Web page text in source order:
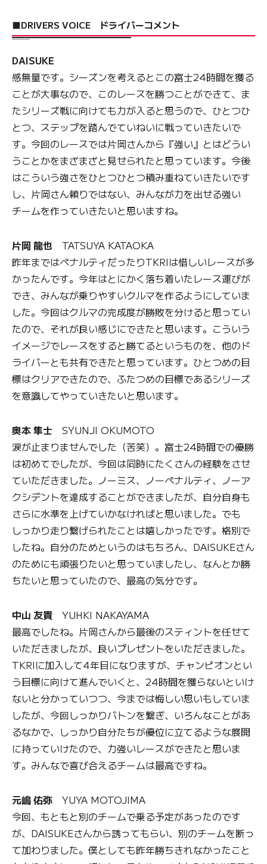
■DRIVERS VOICE ドライバーコメント
DAISUKE
感無量です。シーズンを考えるとこの富士24時間を獲る
ことが大事なので、このレースを勝つことができて、ま
たシリーズ戦に向けても力が入ると思うので、ひとつひ
とつ、ステップを踏んでていねいに戦っていきたいで
す。今回のレースでは片岡さんから『強い』とはどうい
うことかをまざまざと見せられたと思っています。今後
はこういう強さをひとつひとつ積み重ねていきたいです
し、片岡さん頼りではない、みんなが力を出せる強い
チームを作っていきたいと思いますね。
片岡 龍也 TATSUYA KATAOKA
昨年まではペナルティだったりTKRIは惜しいレースが多
かったんです。今年はとにかく落ち着いたレース運びが
でき、みんなが乗りやすいクルマを作るようにしていま
した。今回はクルマの完成度が勝敗を分けると思ってい
たので、それが良い感じにできたと思います。こういう
イメージでレースをすると勝てるというものを、他のド
ライバーとも共有できたと思っています。ひとつめの目
標はクリアできたので、ふたつめの目標であるシリーズ
を意識してやっていきたいと思います。
奥本 隼士 SYUNJI OKUMOTO
涙が止まりませんでした（苦笑）。富士24時間での優勝
は初めてでしたが、今回は同時にたくさんの経験をさせ
ていただきました。ノーミス、ノーペナルティ、ノーア
クシデントを達成することができましたが、自分自身も
さらに水準を上げていかなければと思いました。でも
しっかり走り繋げられたことは嬉しかったです。格別で
したね。自分のためというのはもちろん、DAISUKEさん
のためにも頑張りたいと思っていましたし、なんとか勝
ちたいと思っていたので、最高の気分です。
中山 友貴 YUHKI NAKAYAMA
最高でしたね。片岡さんから最後のスティントを任せて
いただきましたが、良いプレゼントをいただきました。
TKRIに加入して4年目になりますが、チャンピオンとい
う目標に向けて進んでいくと、24時間を獲らないといけ
ないと分かっていつつ、今までは悔しい思いもしていま
したが、今回しっかりバトンを繋ぎ、いろんなことがあ
るなかで、しっかり自分たちが優位に立てるような展開
に持っていけたので、力強いレースができたと思いま
す。みんなで喜び合えるチームは最高ですね。
元嶋 佑弥 YUYA MOTOJIMA
今回、もともと別のチームで乗る予定があったのです
が、DAISUKEさんから誘ってもらい、別のチームを断っ
て加わりました。僕としても昨年勝ちきれなかったこと